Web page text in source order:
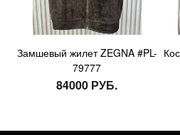
Замшевый жилет ZEGNA #PL-
79777
84000 РУБ.